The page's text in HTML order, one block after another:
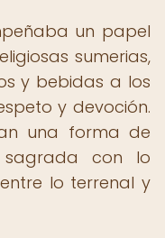
un papel
sumerias,
y bebidas a los
y devoción.
una forma de
sagrada con lo
lo terrenal y